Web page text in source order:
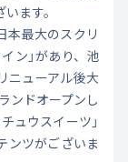
ます。
本最大のスクリ
ン」があり、池
ニューアル後大
ンドオープンし
ュウスイーツ」
ンツがございま